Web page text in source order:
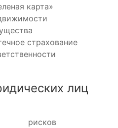
карта»
страхование
лиц
рисков